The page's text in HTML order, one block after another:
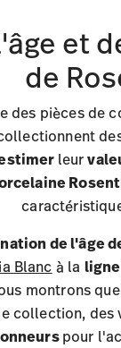
et
de
des pièces de
leur
de l'âge
Blanc à la
montrons
collection,
pour